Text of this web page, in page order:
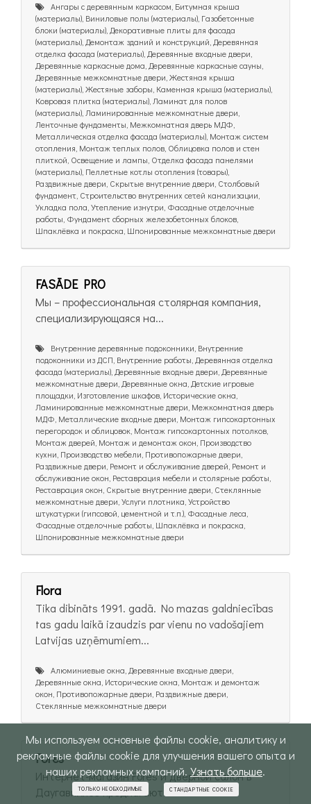
Ангары с деревянным каркасом, Битумная крыша
(материалы), Виниловые полы (материалы), Газобетонные
блоки (материалы), Декоративные плиты для фасада
(материалы), Демонтаж зданий и конструкций, Деревянная
отделка фасада (материалы), Деревянные входные двери,
Деревянные каркасные дома, Деревянные каркасные сауны,
Деревянные межкомнатные двери, Жестяная крыша
(материалы), Жестяные заборы, Каменная крыша (материалы),
Ковровая плитка (материалы), Ламинат для полов
(материалы), Ламинированные межкомнатные двери,
Ленточные фундаменты, Межкомнатная дверь МДФ,
Металлическая отделка фасада (материалы), Монтаж систем
отопления, Монтаж теплых полов, Облицовка полов и стен
плиткой, Освещение и лампы, Отделка фасада панелями
(материалы), Пеллетные котлы отопления (товары),
Раздвижные двери, Скрытые внутренние двери, Столбовый
фундамент, Строительство внутренних сетей канализации,
Укладка пола, Утепление изнутри, Фасадные отделочные
работы, Фундамент сборных железобетонных блоков,
Шпаклёвка и покраска, Шпонированные межкомнатные двери
FASĀDE PRO
Мы – профессиональная столярная компания,
специализирующаяся на...
Внутренние деревянные подоконники, Внутренние
подоконники из ДСП, Внутренние работы, Деревянная отделка
фасада (материалы), Деревянные входные двери, Деревянные
межкомнатные двери, Деревянные окна, Детские игровые
площадки, Изготовление шкафов, Исторические окна,
Ламинированные межкомнатные двери, Межкомнатная дверь
МДФ, Металлические входные двери, Монтаж гипсокартонных
перегородок и облицовок, Монтаж гипсокартонных потолков,
Монтаж дверей, Монтаж и демонтаж окон, Производство
кухни, Производство мебели, Противопожарные двери,
Раздвижные двери, Ремонт и обслуживание дверей, Ремонт и
обслуживание окон, Реставрация мебели и столярные работы,
Реставрация окон, Скрытые внутренние двери, Стеклянные
межкомнатные двери, Услуги плотника, Устройство
штукатурки (гипсовой, цементной и т.п.), Фасадные леса,
Фасадные отделочные работы, Шпаклёвка и покраска,
Шпонированные межкомнатные двери
Flora
Tika dibināts 1991. gadā. No mazas galdniecības
tas gadu laikā izaudzis par vienu no vadošajiem
Latvijas uzņēmumiem...
Алюминиевые окна, Деревянные входные двери,
Деревянные окна, Исторические окна, Монтаж и демонтаж
окон, Противопожарные двери, Раздвижные двери,
Стеклянные межкомнатные двери
Fores
Интернет-магазин Fores и дверной салон в
Даугавпилсе предлагают...
Мы используем основные файлы cookie, аналитику и
рекламные файлы cookie для улучшения вашего опыта и
наших рекламных кампаний. Узнать больше.
ТОЛЬКО НЕОБХОДИМЫЕ СТАНДАРТНЫЕ COOKIE